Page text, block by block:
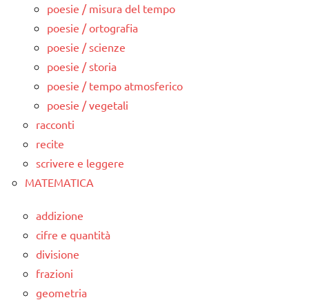
poesie / misura del tempo
poesie / ortografia
poesie / scienze
poesie / storia
poesie / tempo atmosferico
poesie / vegetali
racconti
recite
scrivere e leggere
MATEMATICA
addizione
cifre e quantità
divisione
frazioni
geometria